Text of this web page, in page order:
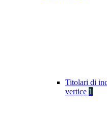
Titolari di
vertice 1